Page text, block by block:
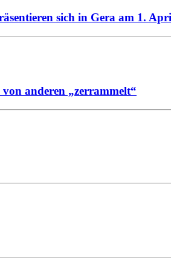
sich in Gera am 1.
anderen „zerrammelt“